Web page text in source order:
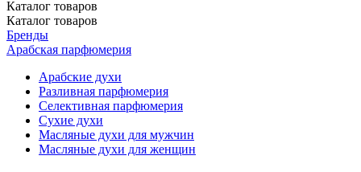
Каталог товаров
Каталог товаров
Бренды
Арабская парфюмерия
Арабские духи
Разливная парфюмерия
Селективная парфюмерия
Сухие духи
Масляные духи для мужчин
Масляные духи для женщин